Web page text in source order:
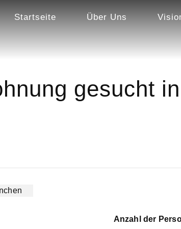
Startseite Über Uns
gesucht
Anzahl der